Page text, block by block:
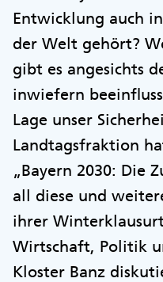
Entwicklung auch
der Welt gehört?
gibt es angesichts
inwiefern
Lage unser
Landtagsfraktion
„Bayern 2030: Die
all diese und
ihrer
Wirtschaft, Politik
Kloster Banz